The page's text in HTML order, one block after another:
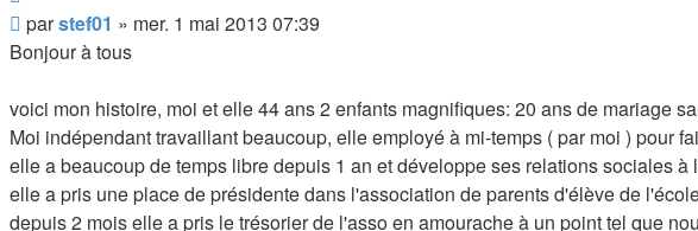
Message
parstef01 » mer. 1 mai 2013 07:39
Bonjour à tous
voici mon histoire, moi et elle 44 ans 2 enfants magnifiques: 20 ans de mariage
Moi indépendant travaillant beaucoup, elle employé à mi-temps ( par moi ) pour
elle a beaucoup de temps libre depuis 1 an et développe ses relations sociales à
elle a pris une place de présidente dans l'association de parents d'élève de
depuis 2 mois elle a pris le trésorier de l'asso en amourache à un point tel que